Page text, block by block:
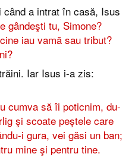
a intrat în casă, Isus
gândeşti tu, Simone?
iau vamă sau tribut?
Iar Isus i-a zis:
cumva să îi poticnim, du-
şi scoate peştele care
i gura, vei găsi un ban;
mine şi pentru tine.